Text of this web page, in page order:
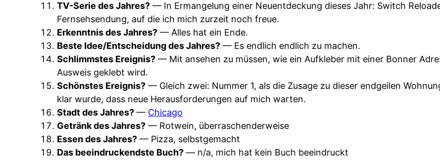
TV-Serie des Jahres? — In Ermangelung einer Neuentdeckung dieses Jahr: Switch
Fernsehsendung, auf die ich mich zurzeit noch freue.
Erkenntnis des Jahres? — Alles hat ein Ende.
Beste Idee/Entscheidung des Jahres? — Es endlich endlich zu machen.
Schlimmstes Ereignis? — Mit ansehen zu müssen, wie ein Aufkleber mit einer Bonner
Ausweis geklebt wird.
Schönstes Ereignis? — Gleich zwei: Nummer 1, als die Zusage zu dieser endgeilen
klar wurde, dass neue Herausforderungen auf mich warten.
Stadt des Jahres? — Chicago
Getränk des Jahres? — Rotwein, überraschenderweise
Essen des Jahres? — Pizza, selbstgemacht
Das beeindruckendste Buch? — n/a, mich hat kein Buch beeindruckt